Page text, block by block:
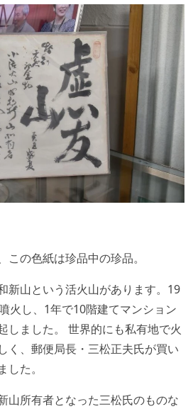
の色紙は珍品中の珍品。
新山という活火山があります。19
火し、1年で10階建てマンション
しました。 世界的にも私有地で火
く、郵便局長・三松正夫氏が買い
た。
山所有者となった三松氏のものな